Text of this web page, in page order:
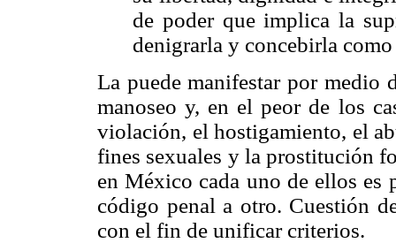
de poder que implica la
denigrarla y concebirla
La puede manifestar por medio
manoseo y, en el peor de los
violación, el hostigamiento, el
fines sexuales y la prostitución
en México cada uno de ellos
código penal a otro. Cuestión
con el fin de unificar criterios.